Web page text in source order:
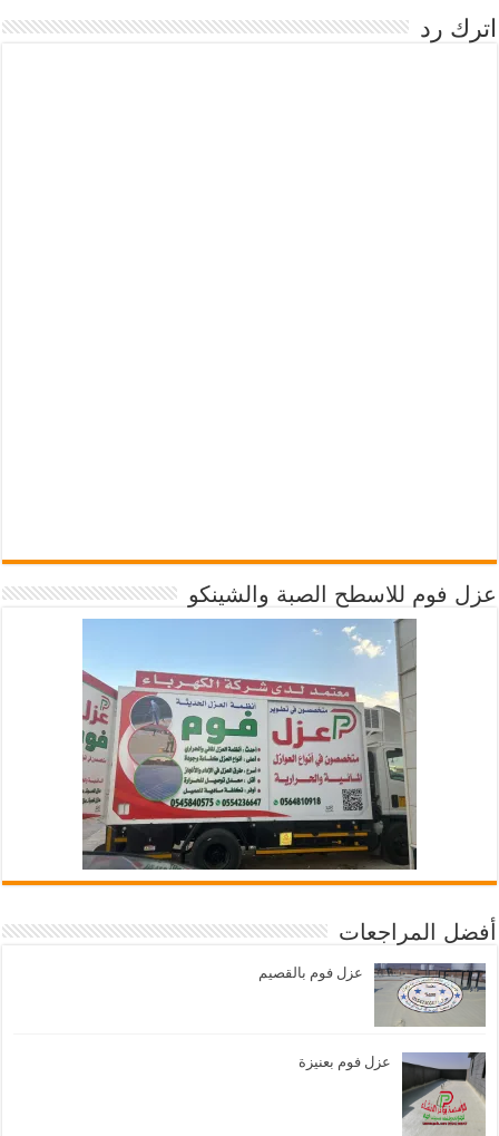
اترك رد
عزل فوم للاسطح الصبة والشينكو
أفضل المراجعات
عزل فوم بالقصيم
عزل فوم بعنيزة